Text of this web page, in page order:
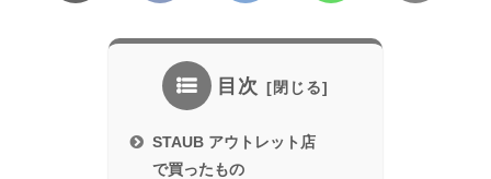
目次
STAUB アウトレット店
で買ったもの